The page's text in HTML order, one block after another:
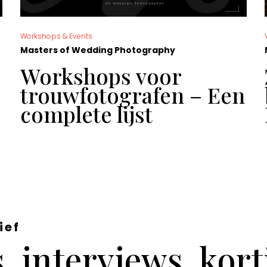
Workshops & Events
Masters of Wedding Photography
Workshops voor
trouwfotografen – Een
complete lijst